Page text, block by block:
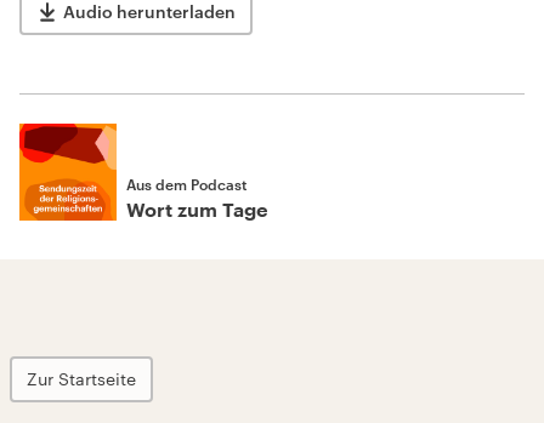
Audio herunterladen
Aus dem Podcast
Wort zum Tage
Zur Startseite